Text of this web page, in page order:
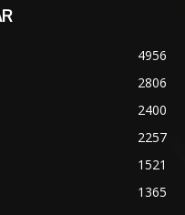
4956
2806
2400
2257
1521
1365